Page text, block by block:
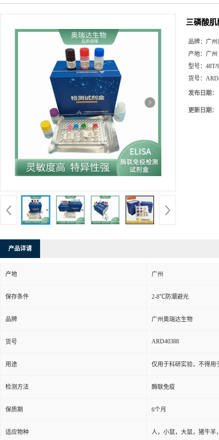
三磷酸
品牌： 广州
产地： 广州
型号： 48T/
货号：
发布日期：
更新日期：
产品详请
产地 广州
保存条件 2-8℃防潮避光
品牌 广州奥瑞达生物
货号 ARD40388
用途 仅用于科研实验，不得用
检测方法 酶联免疫
保质期 6个月
适应物种 人，小鼠，大鼠，猪牛羊